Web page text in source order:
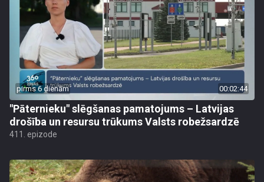
pirms 6 dienām 00:02:44
"Pāternieku" slēgšanas pamatojums – Latvijas
drošība un resursu trūkums Valsts robežsardzē
411. epizode